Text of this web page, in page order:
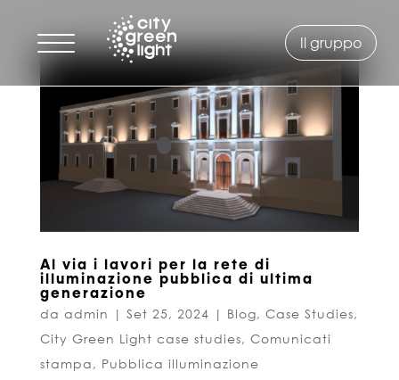
Il gruppo
Al via i lavori per la rete di
illuminazione pubblica di ultima
generazione
da admin | Set 25, 2024 | Blog, Case Studies,
City Green Light case studies, Comunicati
stampa, Pubblica illuminazione